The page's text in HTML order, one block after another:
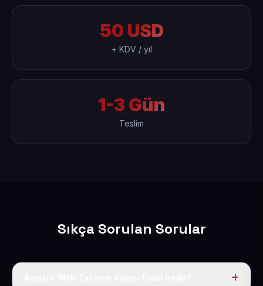
50 USD
+ KDV / yıl
1-3 Gün
Teslim
Sıkça Sorulan Sorular